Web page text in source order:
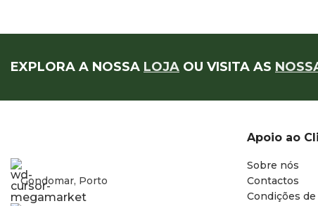
EXPLORA A NOSSA LOJA OU VISITA AS
Gondomar, Porto
Apoio ao
Sobre nós
Contactos
Condições